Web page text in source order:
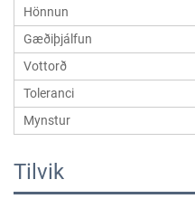
Hönnun
Gæðiþjálfun
Vottorð
Toleranci
Mynstur
Tilvik